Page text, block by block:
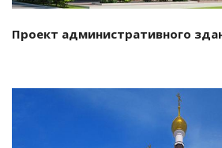
Проект административного